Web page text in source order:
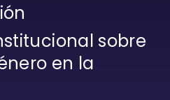
sobre
en la